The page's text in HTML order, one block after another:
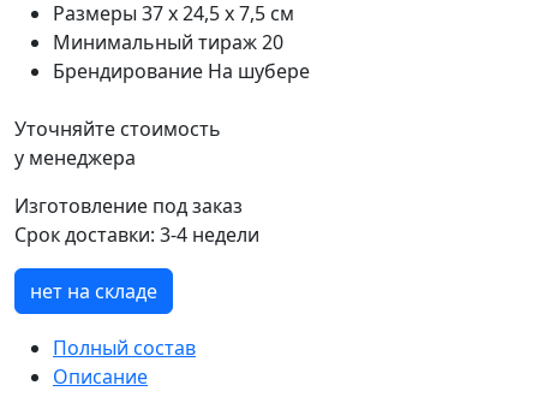
Размеры 37 х 24,5 х 7,5 см
Минимальный тираж20
Брендирование На шубере
Уточняйте стоимость
у менеджера
Изготовление под заказ
Срок доставки: 3-4 недели
нет на складе
Полный состав
Описание